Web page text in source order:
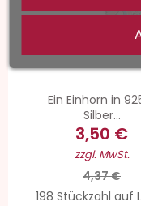
Ein Einhorn in
Silber...
3,50 €
zzgl. MwSt.
4,37 €
198 Stückzahl auf